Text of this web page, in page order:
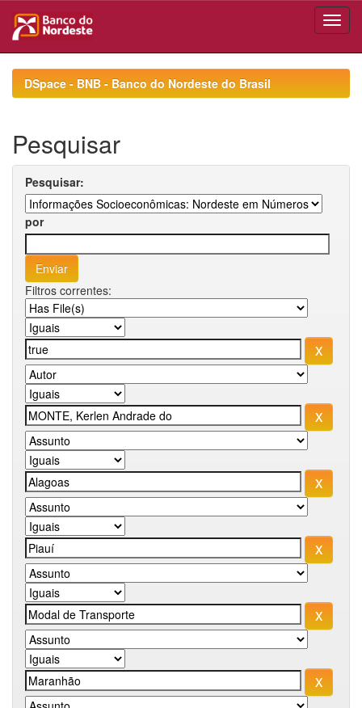
navigationDSpace - BNB - Banco do Nordeste do Brasil
Pesquisar
Pesquisar:
por
Filtros correntes: